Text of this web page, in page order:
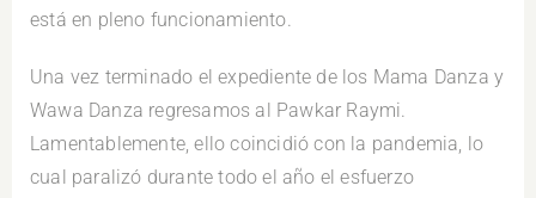
está en pleno funcionamiento.
Una vez terminado el expediente de los Mama Danza y
Wawa Danza regresamos al Pawkar Raymi.
Lamentablemente, ello coincidió con la pandemia, lo
cual paralizó durante todo el año el esfuerzo